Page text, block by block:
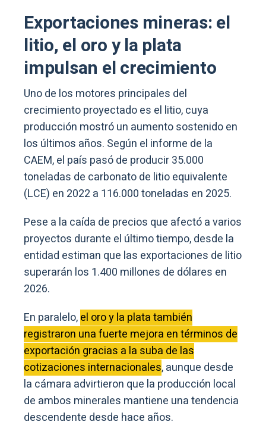
Exportaciones mineras: el
litio, el oro y la plata
impulsan el crecimiento
Uno de los motores principales del
crecimiento proyectado es el litio, cuya
producción mostró un aumento sostenido en
los últimos años. Según el informe de la
CAEM, el país pasó de producir 35.000
toneladas de carbonato de litio equivalente
(LCE) en 2022 a 116.000 toneladas en 2025.
Pese a la caída de precios que afectó a varios
proyectos durante el último tiempo, desde la
entidad estiman que las exportaciones de litio
superarán los 1.400 millones de dólares en
2026.
En paralelo,el oro y la plata también
registraron una fuerte mejora en términos de
exportación gracias a la suba de las
cotizaciones internacionales, aunque desde
la cámara advirtieron que la producción local
de ambos minerales mantiene una tendencia
descendente desde hace años.